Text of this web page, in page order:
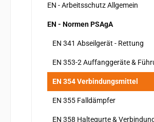
EN - Arbeitsschutz Allgemein
EN - Normen PSAgA
EN 341 Abseilgerät - Rettung
EN 353-2 Auffanggeräte &
EN 354 Verbindungsmittel
EN 355 Falldämpfer
EN 358 Haltegurte &